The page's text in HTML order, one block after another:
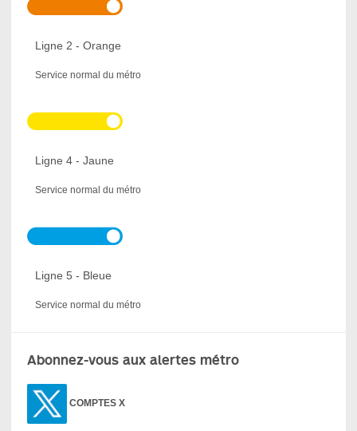
Ligne 2 - Orange
Service normal du métro
Ligne 4 - Jaune
Service normal du métro
Ligne 5 - Bleue
Service normal du métro
Abonnez-vous aux alertes métro
COMPTES X